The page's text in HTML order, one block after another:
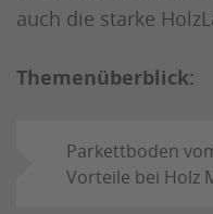
auch die starke
Themenüberblick:
Parkettboden
Vorteile bei Holz